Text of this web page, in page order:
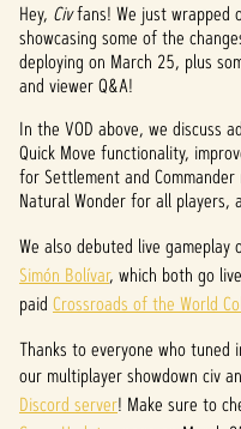
A
c
c
e
p
t
&
P
l
Hey, Civfans! We just wrapped
showcasing some of the
deploying on March 25, plus
and viewer Q&A!
In the VOD above, we discuss
Quick Move functionality,
for Settlement and
Natural Wonder for all players,
We also debuted live gameplay
Simón Bolívar, which both go
paid Crossroads of the World
Thanks to everyone who
our multiplayer showdown civ
Discord server! Make sure to